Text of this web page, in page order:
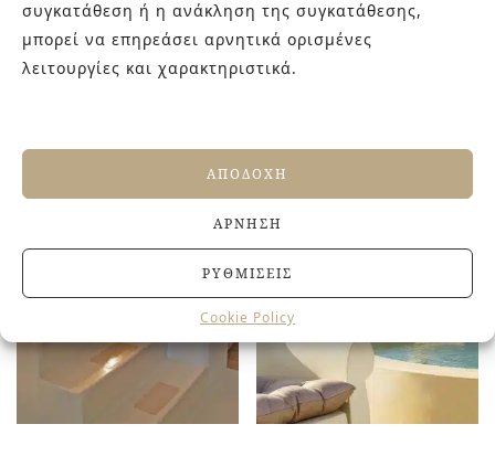
συγκατάθεση ή η ανάκληση της συγκατάθεσης,
μπορεί να επηρεάσει αρνητικά ορισμένες
λειτουργίες και χαρακτηριστικά.
ΑΠΟΔΟΧΉ
ΆΡΝΗΣΗ
ΡΥΘΜΊΣΕΙΣ
Cookie Policy
ΣΧΕΤΙΚΆ ΠΡΟΪΌΝΤΑ